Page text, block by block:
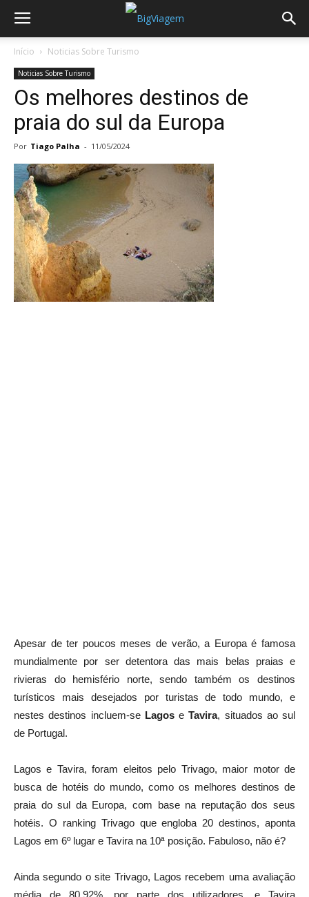
Início Noticias Sobre Turismo
Noticias Sobre Turismo
Os melhores destinos de
praia do sul da Europa
Por Tiago Palha - 11/05/2024
Apesar de ter poucos meses de verão, a Europa é famosa
mundialmente por ser detentora das mais belas praias e
rivieras do hemisfério norte, sendo também os destinos
turísticos mais desejados por turistas de todo mundo, e
nestes destinos incluem-se LagoseTavira, situados ao sul
de Portugal.
Lagos e Tavira, foram eleitos pelo Trivago, maior motor de
busca de hotéis do mundo, como os melhores destinos de
praia do sul da Europa, com base na reputação dos seus
hotéis. O ranking Trivago que engloba 20 destinos, aponta
Lagos em 6º lugar e Tavira na 10ª posição. Fabuloso, não é?
Ainda segundo o site Trivago, Lagos recebem uma avaliação
média de 80,92%, por parte dos utilizadores, e Tavira